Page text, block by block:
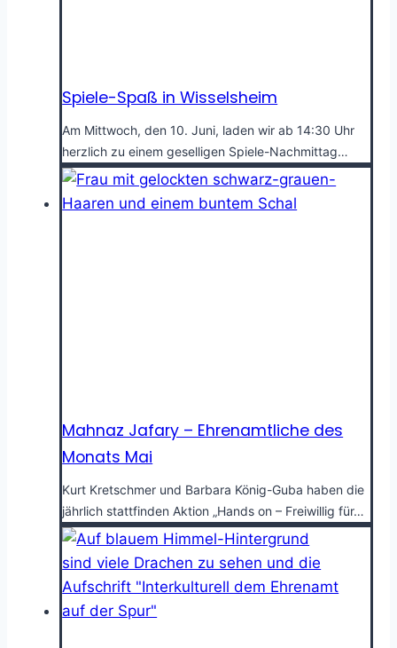
Spiele-Spaß in Wisselsheim
Am Mittwoch, den 10. Juni, laden wir ab 14:30 Uhr
herzlich zu einem geselligen Spiele-Nachmittag…
Mahnaz Jafary – Ehrenamtliche des
Monats Mai
Kurt Kretschmer und Barbara König-Guba haben die
jährlich stattfinden Aktion „Hands on – Freiwillig für…